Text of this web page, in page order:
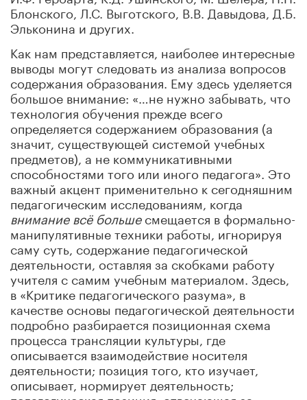
Блонского, Л.С. Выготского, В.В. Давыдова, Д.Б.
Эльконина и других.
Как нам представляется, наиболее интересные
выводы могут следовать из анализа вопросов
содержания образования. Ему здесь уделяется
большое внимание: «…не нужно забывать, что
технология обучения прежде всего
определяется содержанием образования (а
значит, существующей системой учебных
предметов), а не коммуникативными
способностями того или иного педагога». Это
важный акцент применительно к сегодняшним
педагогическим исследованиям, когда
вниманиевсё большесмещается в формально-
манипулятивные техники работы, игнорируя
саму суть, содержание педагогической
деятельности, оставляя за скобками работу
учителя с самим учебным материалом. Здесь,
в «Критике педагогического разума», в
качестве основы педагогической деятельности
подробно разбирается позиционная схема
процесса трансляции культуры, где
описывается взаимодействие носителя
деятельности; позиция того, кто изучает,
описывает, нормирует деятельность;